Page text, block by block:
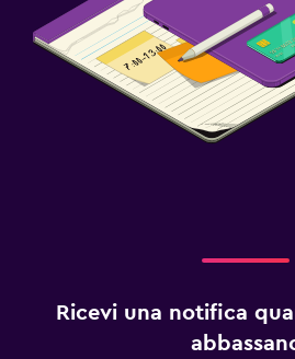
Ricevi una notifica